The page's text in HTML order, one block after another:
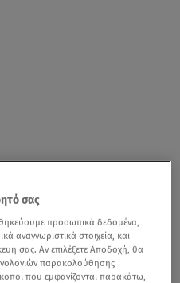
σας
προσωπικά δεδομένα,
αναγνωριστικά στοιχεία, και
σας. Αν επιλέξετε Αποδοχή, θα
παρακολούθησης
που εμφανίζονται παρακάτω,